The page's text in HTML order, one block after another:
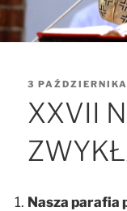
OPUBLIKOWANE
3
XXVII
Nasza parafia